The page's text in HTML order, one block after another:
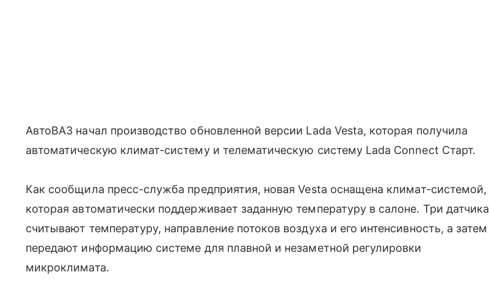
АвтоВАЗ начал производство обновленной версии Lada Vesta, которая получила
автоматическую климат-систему и телематическую систему Lada Connect Старт.
Как сообщила пресс-служба предприятия, новая Vesta оснащена климат-системой,
которая автоматически поддерживает заданную температуру в салоне. Три датчика
считывают температуру, направление потоков воздуха и его интенсивность, а затем
передают информацию системе для плавной и незаметной регулировки
микроклимата.